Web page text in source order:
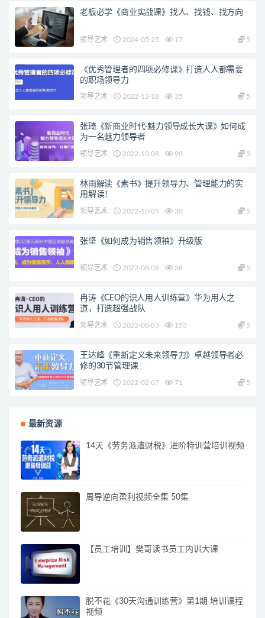
老板必学《商业实战课》找人、找钱、找方向
领导艺术 2024-05-25 17 5
《优秀管理者的四项必修课》打造人人都需要
的职场领导力
领导艺术 2022-12-18 35 5
张琦《新商业时代·魅力领导成长大课》如何成
为一名魅力领导者
领导艺术 2022-10-08 90 5
林雨解读《素书》提升领导力、管理能力的实
用解读！
领导艺术 2022-10-05 30 5
张坚《如何成为销售领袖》升级版
领导艺术 2022-08-08 38 5
冉涛《CEO的识人用人训练营》华为用人之
道，打造超强战队
领导艺术 2022-08-03 153 5
王达峰《重新定义未来领导力》卓越领导者必
修的30节管理课
领导艺术 2022-02-07 71 5
最新资源
14天《劳务派遣财税》进阶特训营培训视频
周导逆向盈利视频全集 50集
【员工培训】樊哥读书员工内训大课
脱不花《30天沟通训练营》第1期 培训课程
视频